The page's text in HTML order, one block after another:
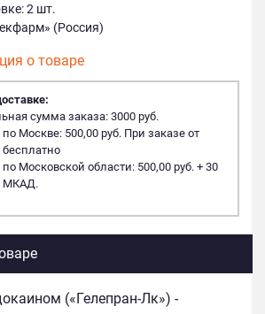
2 шт.
(Россия)
о товаре
сумма заказа: 3000 руб.
Москве: 500,00 руб. При заказе от
бесплатно
Московской области: 500,00 руб. + 30
МКАД.
(«Гелепран-Лк») -